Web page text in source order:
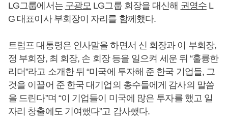
LG그룹에서는 구광모 LG그룹 회장을 대신해 권영수L
G 대표이사 부회장이 자리를 함께했다.
트럼프 대통령은 인사말을 하면서 신 회장과 이 부회장,
정 부회장, 최 회장, 손 회장 등을 일으켜 세운 뒤 “훌륭한
리더”라고 소개한 뒤 “미국에 투자해 준 한국 기업들, 그
것을 이끌어 준 한국 대기업의 총수들에게 감사의 말씀
을 드린다”며 “이 기업들이 미국에 많은 투자를 했고 일
자리 창출에도 기여했다”고 감사했다.